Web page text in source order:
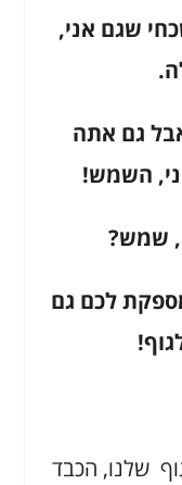
שגם אני,
גם אתה
השמש!
שמש?
לכם גם
שלנו, הכבד